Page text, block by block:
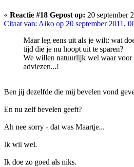
« Reactie #18 Gepost op: 20 september
Citaat van: Aiko op 20 september 2011,
Maar leg eens uit als je wilt: wat
tijd die je nu hoopt uit te sparen?
We willen natuurlijk wel waar voor
adviezen...!
Ben jij dezelfde die mij bevelen vond
En nu zelf bevelen geeft?
Ah nee sorry - dat was Maartje...
Ik wil wel.
Ik doe zo goed als niks.